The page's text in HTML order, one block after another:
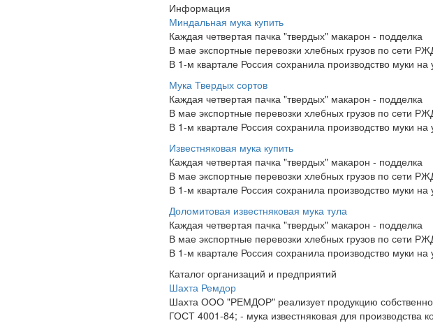
Информация
Миндальная мука купить
Каждая четвертая пачка "твердых" макарон - подделка
В мае экспортные перевозки хлебных грузов по сети
В 1-м квартале Россия сохранила производство муки на
Мука Твердых сортов
Каждая четвертая пачка "твердых" макарон - подделка
В мае экспортные перевозки хлебных грузов по сети
В 1-м квартале Россия сохранила производство муки на
Известняковая мука купить
Каждая четвертая пачка "твердых" макарон - подделка
В мае экспортные перевозки хлебных грузов по сети
В 1-м квартале Россия сохранила производство муки на
Доломитовая известняковая мука тула
Каждая четвертая пачка "твердых" макарон - подделка
В мае экспортные перевозки хлебных грузов по сети
В 1-м квартале Россия сохранила производство муки на
Каталог организаций и предприятий
Шахта Ремдор
Шахта ООО "РЕМДОР" реализует продукцию
ГОСТ 4001-84; - мука известняковая для производства